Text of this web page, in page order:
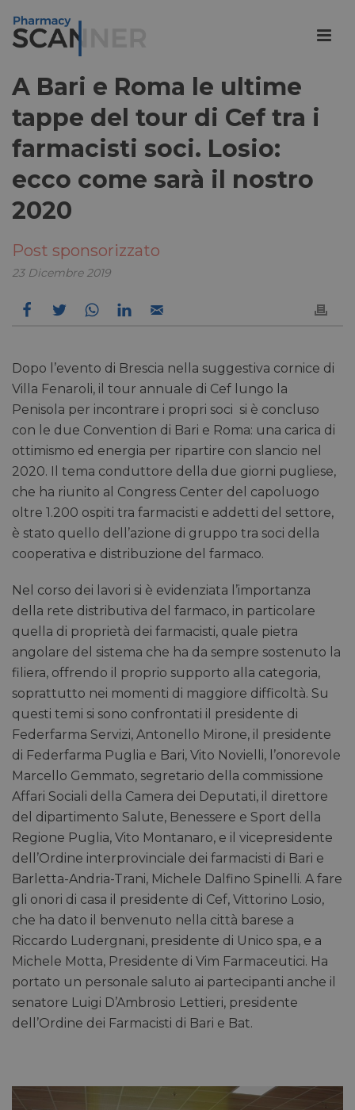
A Bari e Roma le ultime
tappe del tour di Cef tra i
farmacisti soci. Losio:
ecco come sarà il nostro
2020
Post sponsorizzato
23 Dicembre 2019
Dopo l’evento di Brescia nella suggestiva cornice di
Villa Fenaroli, il tour annuale di Cef lungo la
Penisola per incontrare i propri soci si è concluso
con le due Convention di Bari e Roma: una carica di
ottimismo ed energia per ripartire con slancio nel
2020. Il tema conduttore della due giorni pugliese,
che ha riunito al Congress Center del capoluogo
oltre 1.200 ospiti tra farmacisti e addetti del settore,
è stato quello dell’azione di gruppo tra soci della
cooperativa e distribuzione del farmaco.
Nel corso dei lavori si è evidenziata l’importanza
della rete distributiva del farmaco, in particolare
quella di proprietà dei farmacisti, quale pietra
angolare del sistema che ha da sempre sostenuto la
filiera, offrendo il proprio supporto alla categoria,
soprattutto nei momenti di maggiore difficoltà. Su
questi temi si sono confrontati il presidente di
Federfarma Servizi, Antonello Mirone, il presidente
di Federfarma Puglia e Bari, Vito Novielli, l’onorevole
Marcello Gemmato, segretario della commissione
Affari Sociali della Camera dei Deputati, il direttore
del dipartimento Salute, Benessere e Sport della
Regione Puglia, Vito Montanaro, e il vicepresidente
dell’Ordine interprovinciale dei farmacisti di Bari e
Barletta-Andria-Trani, Michele Dalfino Spinelli. A fare
gli onori di casa il presidente di Cef, Vittorino Losio,
che ha dato il benvenuto nella città barese a
Riccardo Ludergnani, presidente di Unico spa, e a
Michele Motta, Presidente di Vim Farmaceutici. Ha
portato un personale saluto ai partecipanti anche il
senatore Luigi D’Ambrosio Lettieri, presidente
dell’Ordine dei Farmacisti di Bari e Bat.